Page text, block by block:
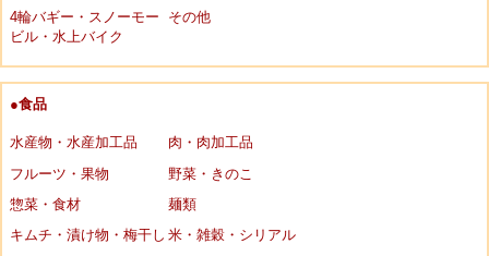
4輪バギー・スノーモー
ビル・水上バイク
その他
●食品
水産物・水産加工品
肉・肉加工品
フルーツ・果物
野菜・きのこ
惣菜・食材
麺類
キムチ・漬け物・梅干し 米・雑穀・シリアル